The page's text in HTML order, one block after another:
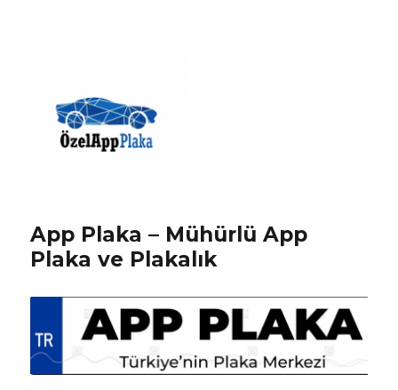
App Plaka – Mühürlü App
Plaka ve Plakalık